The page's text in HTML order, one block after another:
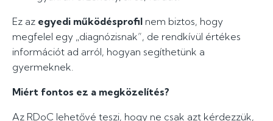
Ez az egyedi működésprofil nem biztos, hogy
megfelel egy „diagnózisnak”, de rendkívül értékes
információt ad arról, hogyan segíthetünk a
gyermeknek.
Miért fontos ez a megközelítés?
Az RDoC lehetővé teszi, hogy ne csak azt kérdezzük,